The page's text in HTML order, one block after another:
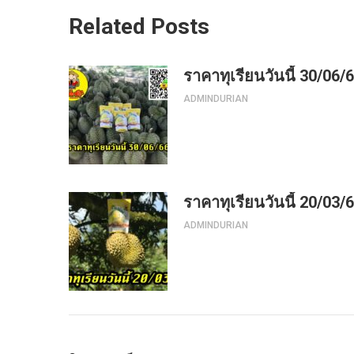
Related Posts
ราคาทุเรียนวันนี้ 30/06/
ADMINDURIAN
ราคาทุเรียนวันนี้ 20/03/
ADMINDURIAN